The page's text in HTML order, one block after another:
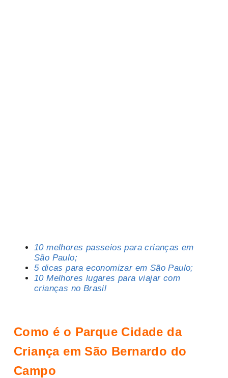
10 melhores passeios para crianças em
São Paulo;
5 dicas para economizar em São Paulo;
10 Melhores lugares para viajar com
crianças no Brasil
Como é o Parque Cidade da
Criança em São Bernardo do
Campo